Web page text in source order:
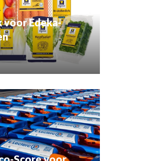
voor Edeka-